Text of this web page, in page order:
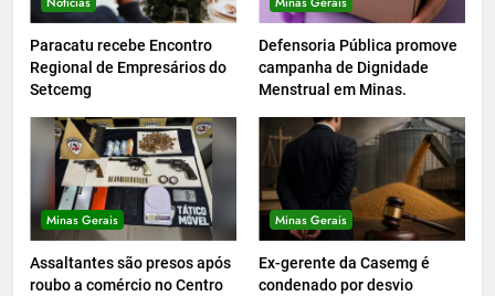
Paracatu recebe Encontro
Regional de Empresários do
Setcemg
Defensoria Pública promove
campanha de Dignidade
Menstrual em Minas.
Minas Gerais
Assaltantes são presos após
roubo a comércio no Centro
Minas Gerais
Ex-gerente da Casemg é
condenado por desvio